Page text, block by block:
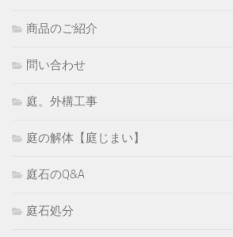
商品のご紹介
問い合わせ
庭。外構工事
庭の解体【庭じまい】
庭石のQ&A
庭石処分